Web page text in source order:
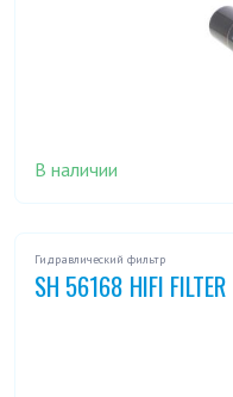
В наличии
Гидравлический фильтр
SH 56168 HIFI FILTER